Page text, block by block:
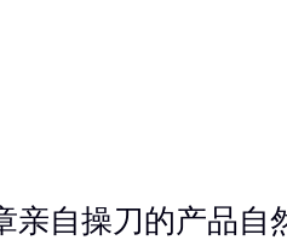
亲自操刀的产品自